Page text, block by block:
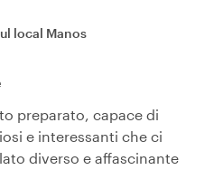
local Manos
preparato, capace di
e interessanti che ci
diverso e affascinante